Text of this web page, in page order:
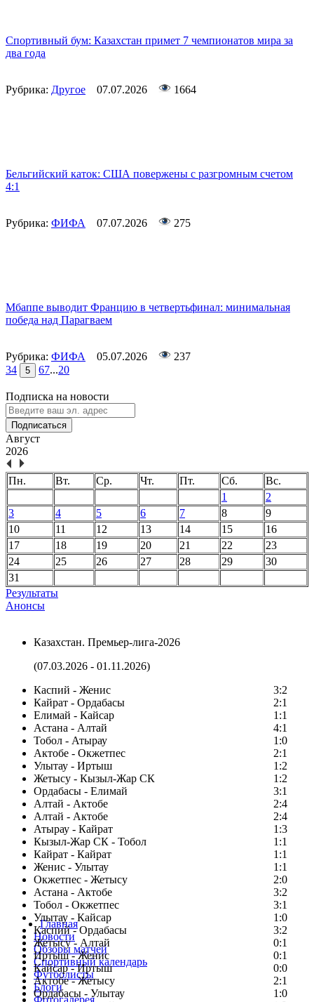
Спортивный бум: Казахстан примет 7 чемпионатов мира за
два года
Рубрика: Другое 07.07.2026 1664
Бельгийский каток: США повержены с разгромным счетом
4:1
Рубрика: ФИФА 07.07.2026 275
Мбаппе выводит Францию в четвертьфинал: минимальная
победа над Парагваем
Рубрика: ФИФА 05.07.2026
237
34 5 67...20
Подписка на новости
Подписаться
Август
2026
Пн. Вт. Ср. Чт. Пт. Сб.
Вс.
1
2
3
4 5 6 7 8
9
10
11 12 13 14 15
16
17
18 19 20 21 22
23
24
25 26 27 28 29
30
31
Результаты
Анонсы
Казахстан. Премьер-лига-2026
(07.03.2026 - 01.11.2026)
Каспий - Женис
3:2
Кайрат - Ордабасы
2:1
Елимай - Кайсар
1:1
Астана - Алтай
4:1
Тобол - Атырау
1:0
Актобе - Окжетпес
2:1
Улытау - Иртыш
1:2
Жетысу - Кызыл-Жар СК
1:2
Ордабасы - Елимай
3:1
Алтай - Актобе
2:4
Алтай - Актобе
2:4
Атырау - Кайрат
1:3
Кызыл-Жар СК - Тобол
1:1
Кайрат - Кайрат
1:1
Женис - Улытау
1:1
Окжетпес - Жетысу
2:0
Астана - Актобе
3:2
Тобол - Окжетпес
3:1
Улытау - Кайсар
1:0
Каспий - Ордабасы
3:2
Жетысу - Алтай
0:1
Иртыш - Женис
0:1
Кайсар - Иртыш
0:0
Актобе - Жетысу
2:1
Ордабасы - Улытау
1:0
Главная
Новости
Обзоры матчей
Спортивный календарь
Футболисты
Блоги